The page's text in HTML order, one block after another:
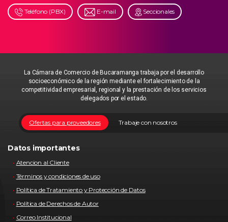
Teléfono (PBX) E-mail Seccionales
La Cámara de Comercio de Bucaramanga trabaja por el desarrollo
socioeconómico de la región mediante el fortalecimiento de la
competitividad empresarial, regional y la prestación de los servicios
delegados por el estado.
Trabaje con nosotros
Ofertas para proveedores
Datos importantes
Atencion al Cliente
Términos y condiciones de uso
Política de Tratamiento y Protección de Datos
Política de Derechos de Autor
Correo Institucional